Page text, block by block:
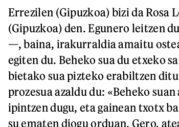
Errezilen (Gipuzkoa) bizi da Rosa
(Gipuzkoa) den. Egunero leitzen
—, baina, irakurraldia amaitu
egiten du. Beheko sua du etxeko
bietako sua pizteko erabiltzen
prozesua azaldu du: «Beheko
ipintzen dugu, eta gainean txotx
su ematen diogu orduan. Gero,